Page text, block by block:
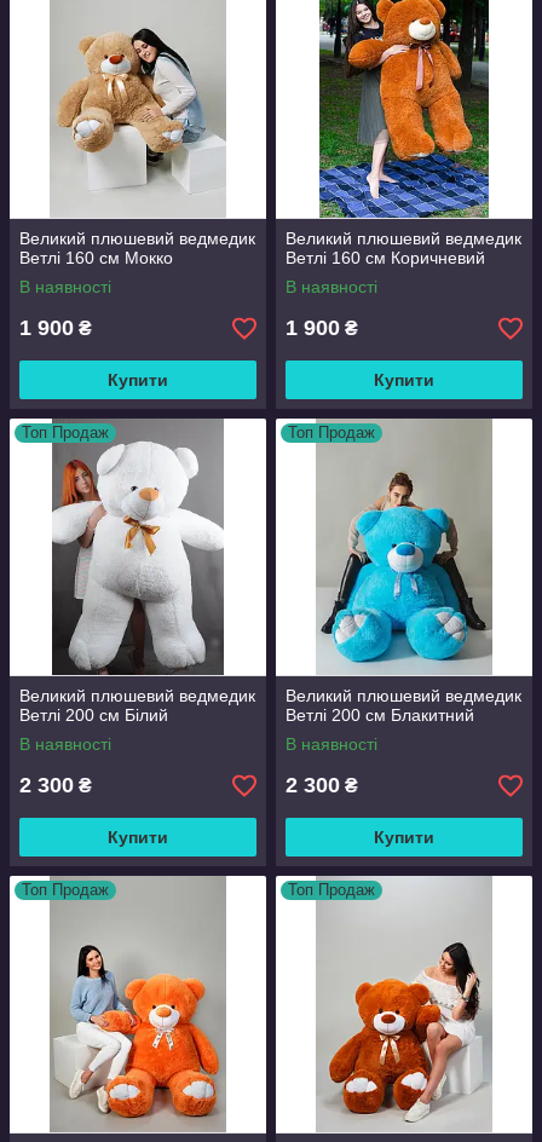
Великий плюшевий ведмедик
Ветлі 160 см Мокко
В наявності
1 900 ₴
Купити
Великий плюшевий ведмедик
Ветлі 160 см Коричневий
В наявності
1 900 ₴
Купити
Топ Продаж
Великий плюшевий ведмедик
Ветлі 200 см Білий
В наявності
2 300 ₴
Купити
Топ Продаж
Великий плюшевий ведмедик
Ветлі 200 см Блакитний
В наявності
2 300 ₴
Купити
Топ Продаж Топ Продаж